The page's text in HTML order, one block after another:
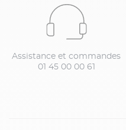
Assistance et commandes
01 45 00 00 61